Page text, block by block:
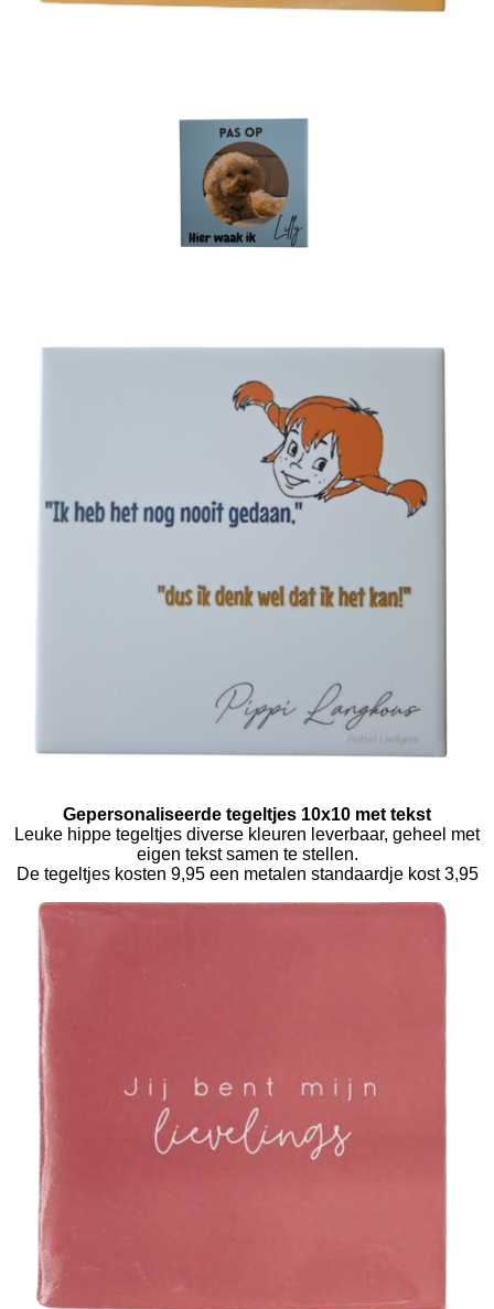
Gepersonaliseerde tegeltjes 10x10 met tekst
Leuke hippe tegeltjes diverse kleuren leverbaar, geheel met
eigen tekst samen te stellen.
De tegeltjes kosten 9,95 een metalen standaardje kost 3,95